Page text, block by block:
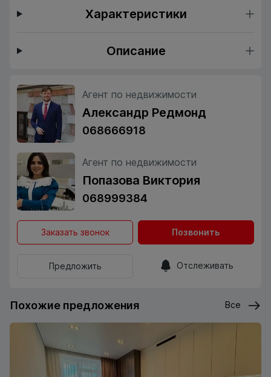
Характеристики
Описание
Агент по недвижимости
Александр Редмонд
068666918
Агент по недвижимости
Попазова Виктория
068999384
Заказать звонок Позвонить
Предложить Отслеживать
Похожие предложения Все